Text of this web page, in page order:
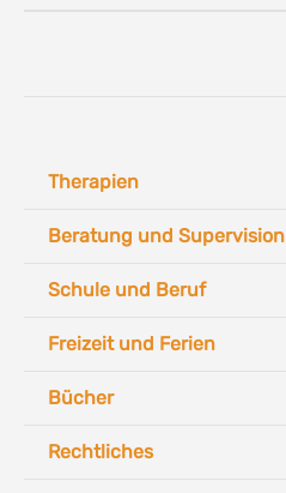
Therapien
Beratung und Supervision
Schule und Beruf
Freizeit und Ferien
Bücher
Rechtliches